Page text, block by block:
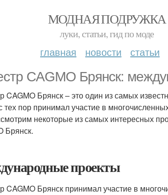
МОДНАЯ ПОДРУЖКА
луки, статьи, гид по моде
главная новости статьи
CAGMO Брянск:
CAGMO Брянск – это один из самых
тех пор принимал участие в
некоторые из самых интересных
Брянск.
проекты
CAGMO Брянск принимал участие в